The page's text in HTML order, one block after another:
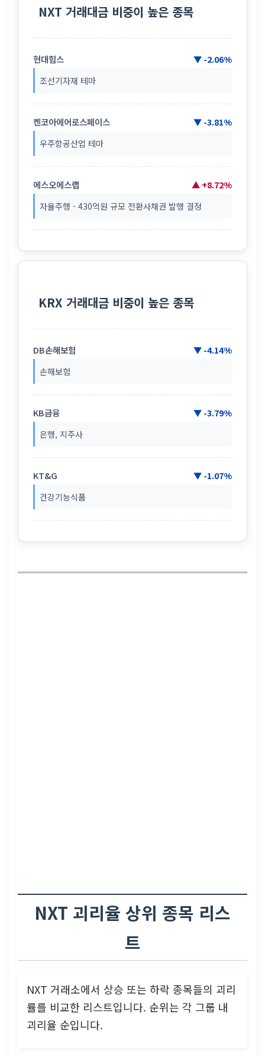
NXT 거래대금 비중이 높은 종목
현대힘스 ▼ -2.06%
조선기자재 테마
켄코아에어로스페이스 ▼ -3.81%
우주항공산업 테마
에스오에스랩 ▲ +8.72%
자율주행 - 430억원 규모 전환사채권 발행 결정
KRX 거래대금 비중이 높은 종목
DB손해보험 ▼ -4.14%
손해보험
KB금융 ▼ -3.79%
은행, 지주사
KT&G ▼ -1.07%
건강기능식품
NXT 괴리율 상위 종목 리스
트
NXT 거래소에서 상승 또는 하락 종목들의 괴리
률를 비교한 리스트입니다. 순위는 각 그룹 내
괴리율 순입니다.